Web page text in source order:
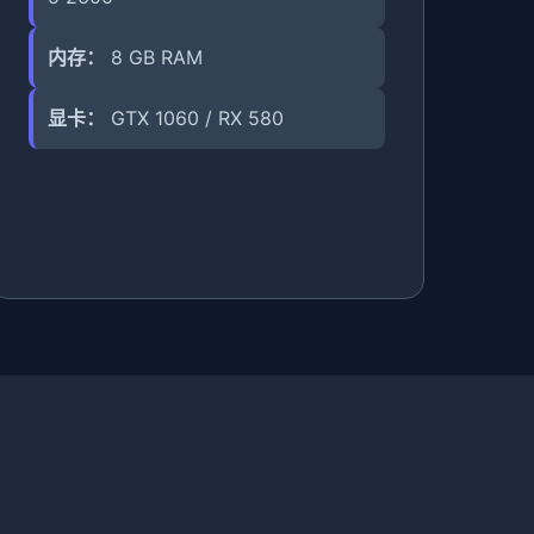
内存： 8 GB RAM
显卡： GTX 1060 / RX 580